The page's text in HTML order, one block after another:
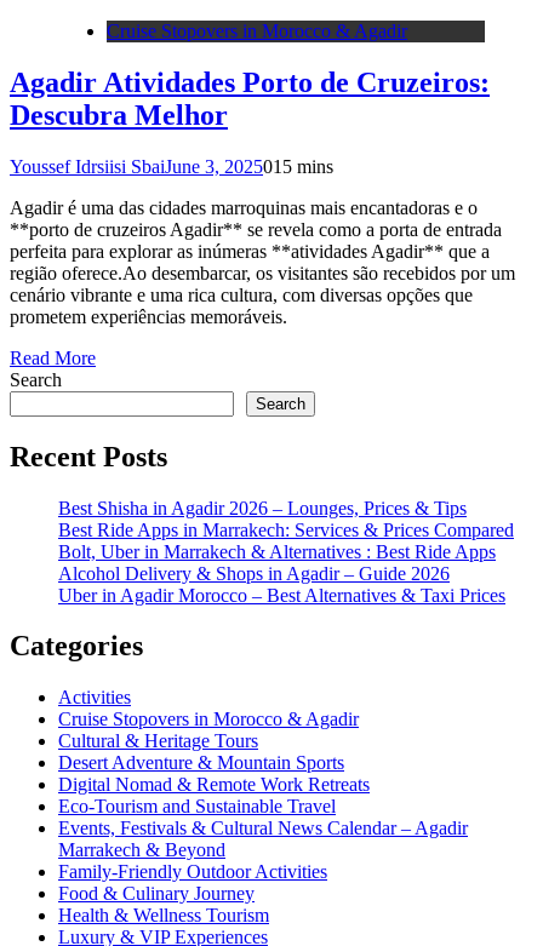
Cruise Stopovers in Morocco & Agadir
Agadir Atividades Porto de Cruzeiros:
Descubra Melhor
Youssef Idrsiisi SbaiJune 3, 2025015 mins
Agadir é uma das cidades marroquinas mais encantadoras e o
**porto de cruzeiros Agadir** se revela como a porta de entrada
perfeita para explorar as inúmeras **atividades Agadir** que a
região oferece.Ao desembarcar, os visitantes são recebidos por um
cenário vibrante e uma rica cultura, com diversas opções que
prometem experiências memoráveis.
Read More
Search
Search
Recent Posts
Best Shisha in Agadir 2026 – Lounges, Prices & Tips
Best Ride Apps in Marrakech: Services & Prices Compared
Bolt, Uber in Marrakech & Alternatives : Best Ride Apps
Alcohol Delivery & Shops in Agadir – Guide 2026
Uber in Agadir Morocco – Best Alternatives & Taxi Prices
Categories
Activities
Cruise Stopovers in Morocco & Agadir
Cultural & Heritage Tours
Desert Adventure & Mountain Sports
Digital Nomad & Remote Work Retreats
Eco-Tourism and Sustainable Travel
Events, Festivals & Cultural News Calendar – Agadir
Marrakech & Beyond
Family-Friendly Outdoor Activities
Food & Culinary Journey
Health & Wellness Tourism
Luxury & VIP Experiences